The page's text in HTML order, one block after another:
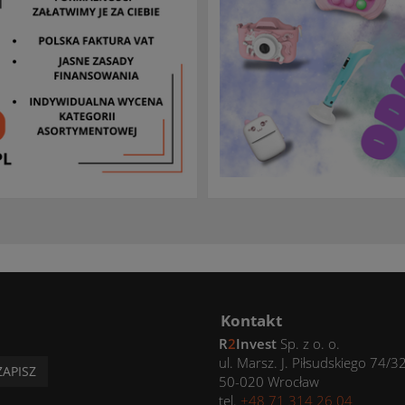
Kontakt
R2Invest Sp. z o. o.
ul. Marsz. J. Piłsudskiego 74/
50-020 Wrocław
tel. +48 71 314 26 04